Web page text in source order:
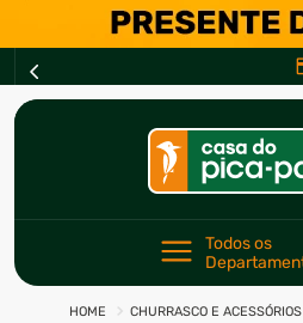
Todos os
CHURRASCO E ACESSÓRIOS